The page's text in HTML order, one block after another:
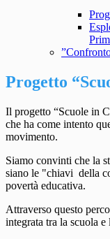
Progetto
Il progetto “Scuole in
che ha come intento
movimento.
Siamo convinti che la
siano le "chiavi della
povertà educativa.
Attraverso questo
integrata tra la scuola